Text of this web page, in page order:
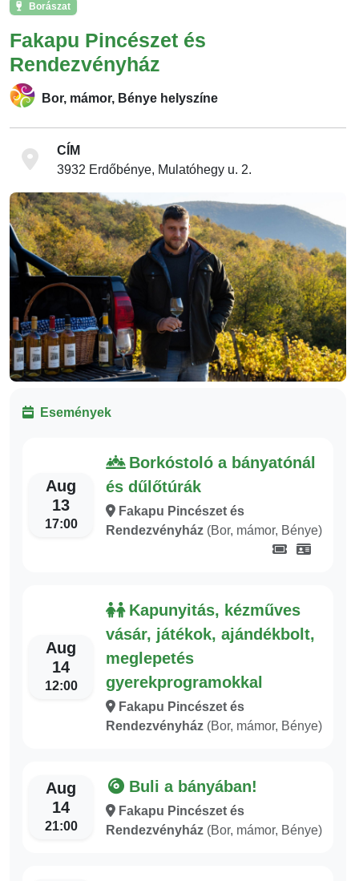
Borászat
Fakapu Pincészet és
Rendezvényház
Bor, mámor, Bénye helyszíne
CÍM
3932 Erdőbénye, Mulatóhegy u. 2.
Események
Aug
13
17:00
Borkóstoló a bányatónál
és dűlőtúrák
Fakapu Pincészet és
Rendezvényház (Bor, mámor, Bénye)
Aug
14
12:00
Kapunyitás, kézműves
vásár, játékok, ajándékbolt,
meglepetés
gyerekprogramokkal
Fakapu Pincészet és
Rendezvényház (Bor, mámor, Bénye)
Aug
14
21:00
Buli a bányában!
Fakapu Pincészet és
Rendezvényház (Bor, mámor, Bénye)